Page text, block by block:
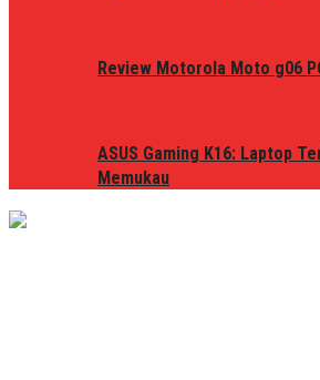
Review Motorola Moto g06
ASUS Gaming K16: Laptop
Memukau